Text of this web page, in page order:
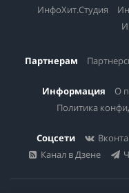
ИнфоХит.Студия
Партнерам
Информация О
Политика
Соцсети
Канал в Дзене